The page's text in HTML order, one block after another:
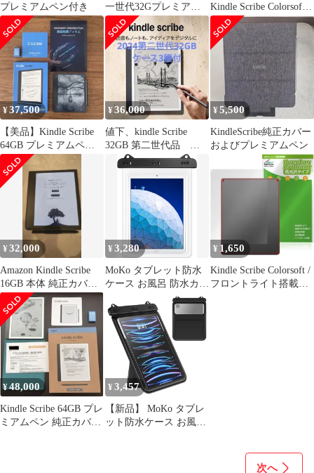
プレミアムペン付き
一世代32Gプレミアム
ペン他社ケース
Kindle Scribe Colorsoft
2026 ケース 11インチ
カバー 【BAOLINTX】
スタンド機能 角度調整
高級PU レザー 擦り傷
防止 磁気吸着 全面保護
New Kindle Scribe
Colors 1
¥37,500
【美品】Kindle Scribe
64GB プレミアムペン
付＋未使用フィルム付
¥36,000
値下、kindle Scribe
32GB 第二世代品 ケ
ース３種付
¥5,500
KindleScribe純正カバー
およびプレミアムペン
¥32,000
Amazon Kindle Scribe
16GB 本体 純正カバー
と純正ペン
¥3,280
MoKo タブレット防水
ケース お風呂 防水カバ
ー 12インチ以下タブレ
ット用 3重ロック IPX8
ストラップ付き 浴室 プ
ール 水泳 砂浜 海水浴
iPad 第11世代 2025
/iPad Air 11インチ 2025/
iPad 第9/8/7世代 iP
¥ 1,650
Kindle Scribe Colorsoft /
フロントライト搭載モ
¥48,000
Kindle Scribe 64GB プレ
ミアムペン 純正カバー
¥ 3,457
【新品】 MoKo タブレ
ット防水ケース お風呂
次へ